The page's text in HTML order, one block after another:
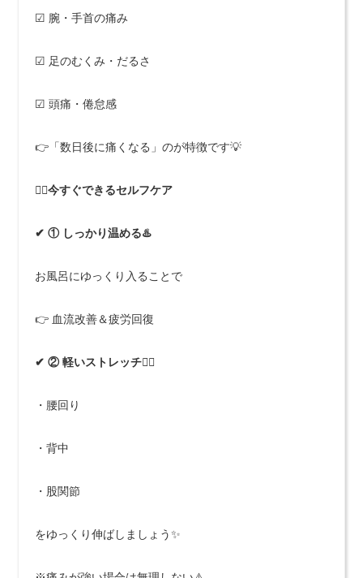
☑ 腕・手首の痛み
☑ 足のむくみ・だるさ
☑ 頭痛・倦怠感
👉「数日後に痛くなる」のが特徴です💡
🧘‍♀️今すぐできるセルフケア
✔ ① しっかり温める♨️
お風呂にゆっくり入ることで
👉 血流改善＆疲労回復
✔ ② 軽いストレッチ🤸‍♂️
・腰回り
・背中
・股関節
をゆっくり伸ばしましょう✨